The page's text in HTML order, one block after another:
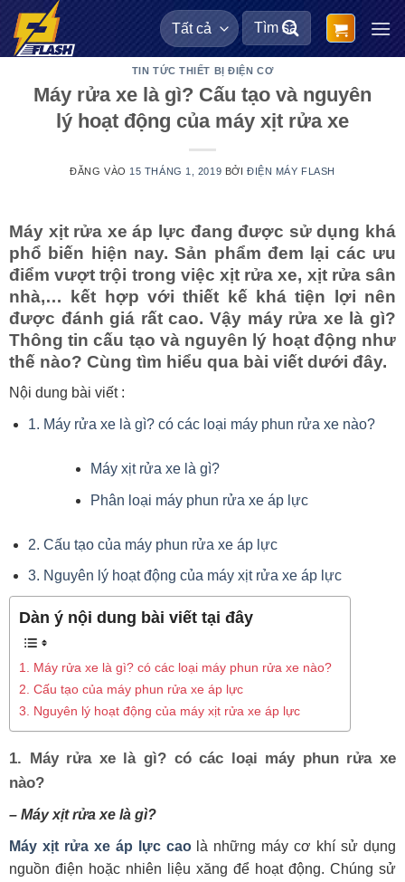
qua
nội
Tìm
kiếm:
TIN TỨC THIẾT BỊ ĐIỆN CƠ
Máy rửa xe là gì? Cấu tạo và nguyên
lý hoạt động của máy xịt rửa xe
ĐĂNG VÀO 15 THÁNG 1, 2019 BỞI ĐIỆN MÁY FLASH
Máy xịt rửa xe áp lực đang được sử dụng khá
phổ biến hiện nay. Sản phẩm đem lại các ưu
điểm vượt trội trong việc xịt rửa xe, xịt rửa sân
nhà,… kết hợp với thiết kế khá tiện lợi nên
được đánh giá rất cao. Vậy máy rửa xe là gì?
Thông tin cấu tạo và nguyên lý hoạt động như
thế nào? Cùng tìm hiểu qua bài viết dưới đây.
Nội dung bài viết :
1. Máy rửa xe là gì? có các loại máy phun rửa xe nào?
Máy xịt rửa xe là gì?
Phân loại máy phun rửa xe áp lực
2. Cấu tạo của máy phun rửa xe áp lực
3. Nguyên lý hoạt động của máy xịt rửa xe áp lực
Dàn ý nội dung bài viết tại đây
1. Máy rửa xe là gì? có các loại máy phun rửa xe nào?
2. Cấu tạo của máy phun rửa xe áp lực
3. Nguyên lý hoạt động của máy xịt rửa xe áp lực
1. Máy rửa xe là gì? có các loại máy phun rửa xe
nào?
– Máy xịt rửa xe là gì?
Máy xịt rửa xe áp lực caolà những máy cơ khí sử dụng
nguồn điện hoặc nhiên liệu xăng để hoạt động. Chúng sử